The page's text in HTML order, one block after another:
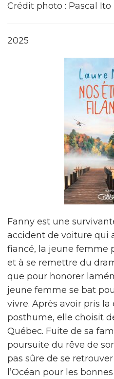
Crédit photo : Pascal Ito
2025
Fanny est une
accident de voiture qui
fiancé, la jeune femme
et à se remettre du
que pour honorer
jeune femme se bat
vivre. Après avoir pris
posthume, elle choisit
Québec. Fuite de sa
poursuite du rêve de
pas sûre de se
l’Océan pour les